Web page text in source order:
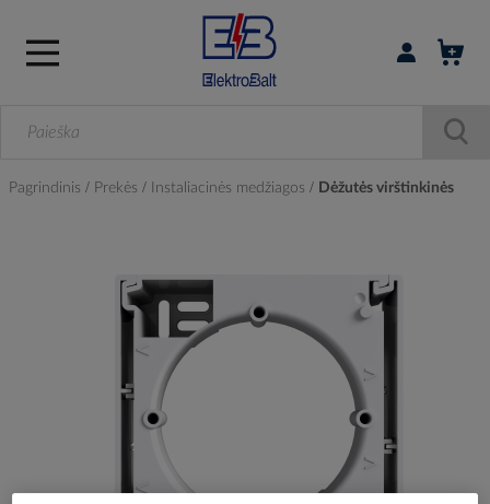
Prisijungti /
Pagrindinis Prekės Instaliacinės medžiagos Dėžutės virštinkinės